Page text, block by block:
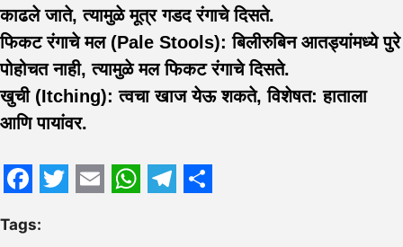
काढले जाते, त्यामुळे मूत्र गडद रंगाचे दिसते.
फिकट रंगाचे मल (Pale Stools): बिलीरुबिन आतड्यांमध्ये पुरे
पोहोचत नाही, त्यामुळे मल फिकट रंगाचे दिसते.
खुची (Itching): त्वचा खाज येऊ शकते, विशेषत: हाताला
आणि पायांवर.
Tags: